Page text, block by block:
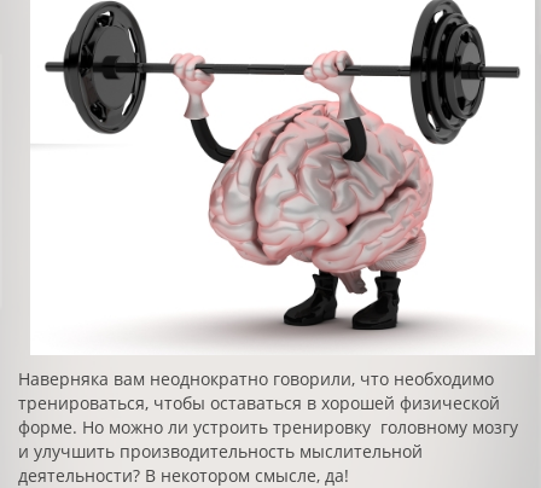
Наверняка вам неоднократно говорили, что необходимо
тренироваться, чтобы оставаться в хорошей физической
форме. Но можно ли устроить тренировку головному мозгу
и улучшить производительность мыслительной
деятельности? В некотором смысле, да!